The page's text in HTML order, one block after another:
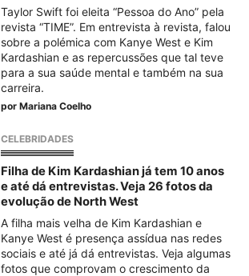
Taylor Swift foi eleita “Pessoa do Ano” pela
revista “TIME”. Em entrevista à revista, falou
sobre a polémica com Kanye West e Kim
Kardashian e as repercussões que tal teve
para a sua saúde mental e também na sua
carreira.
por Mariana Coelho
CELEBRIDADES
Filha de Kim Kardashian já tem 10 anos
e até dá entrevistas. Veja 26 fotos da
evolução de North West
A filha mais velha de Kim Kardashian e
Kanye West é presença assídua nas redes
sociais e até já dá entrevistas. Veja algumas
fotos que comprovam o crescimento da